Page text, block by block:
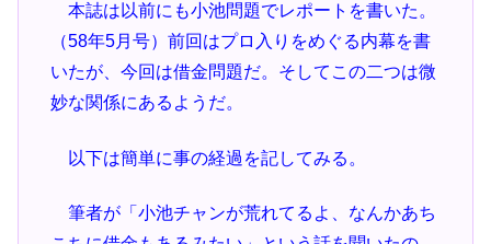
本誌は以前にも小池問題でレポートを書いた。
（58年5月号）前回はプロ入りをめぐる内幕を書
いたが、今回は借金問題だ。そしてこの二つは微
妙な関係にあるようだ。
以下は簡単に事の経過を記してみる。
筆者が「小池チャンが荒れてるよ、なんかあち